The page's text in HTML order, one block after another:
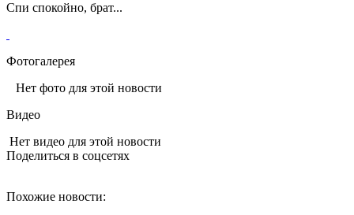
Спи спокойно, брат...
Фотогалерея
Нет фото для этой новости
Видео
Нет видео для этой новости
Поделиться в соцсетях
Похожие новости: